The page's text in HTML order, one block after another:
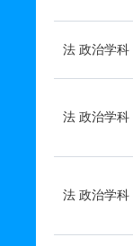
法 政治学科
法 政治学科
法 政治学科